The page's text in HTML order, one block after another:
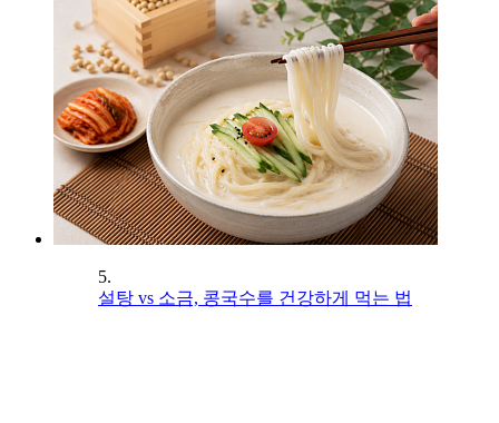
5.
설탕 vs 소금, 콩국수를 건강하게 먹는 법